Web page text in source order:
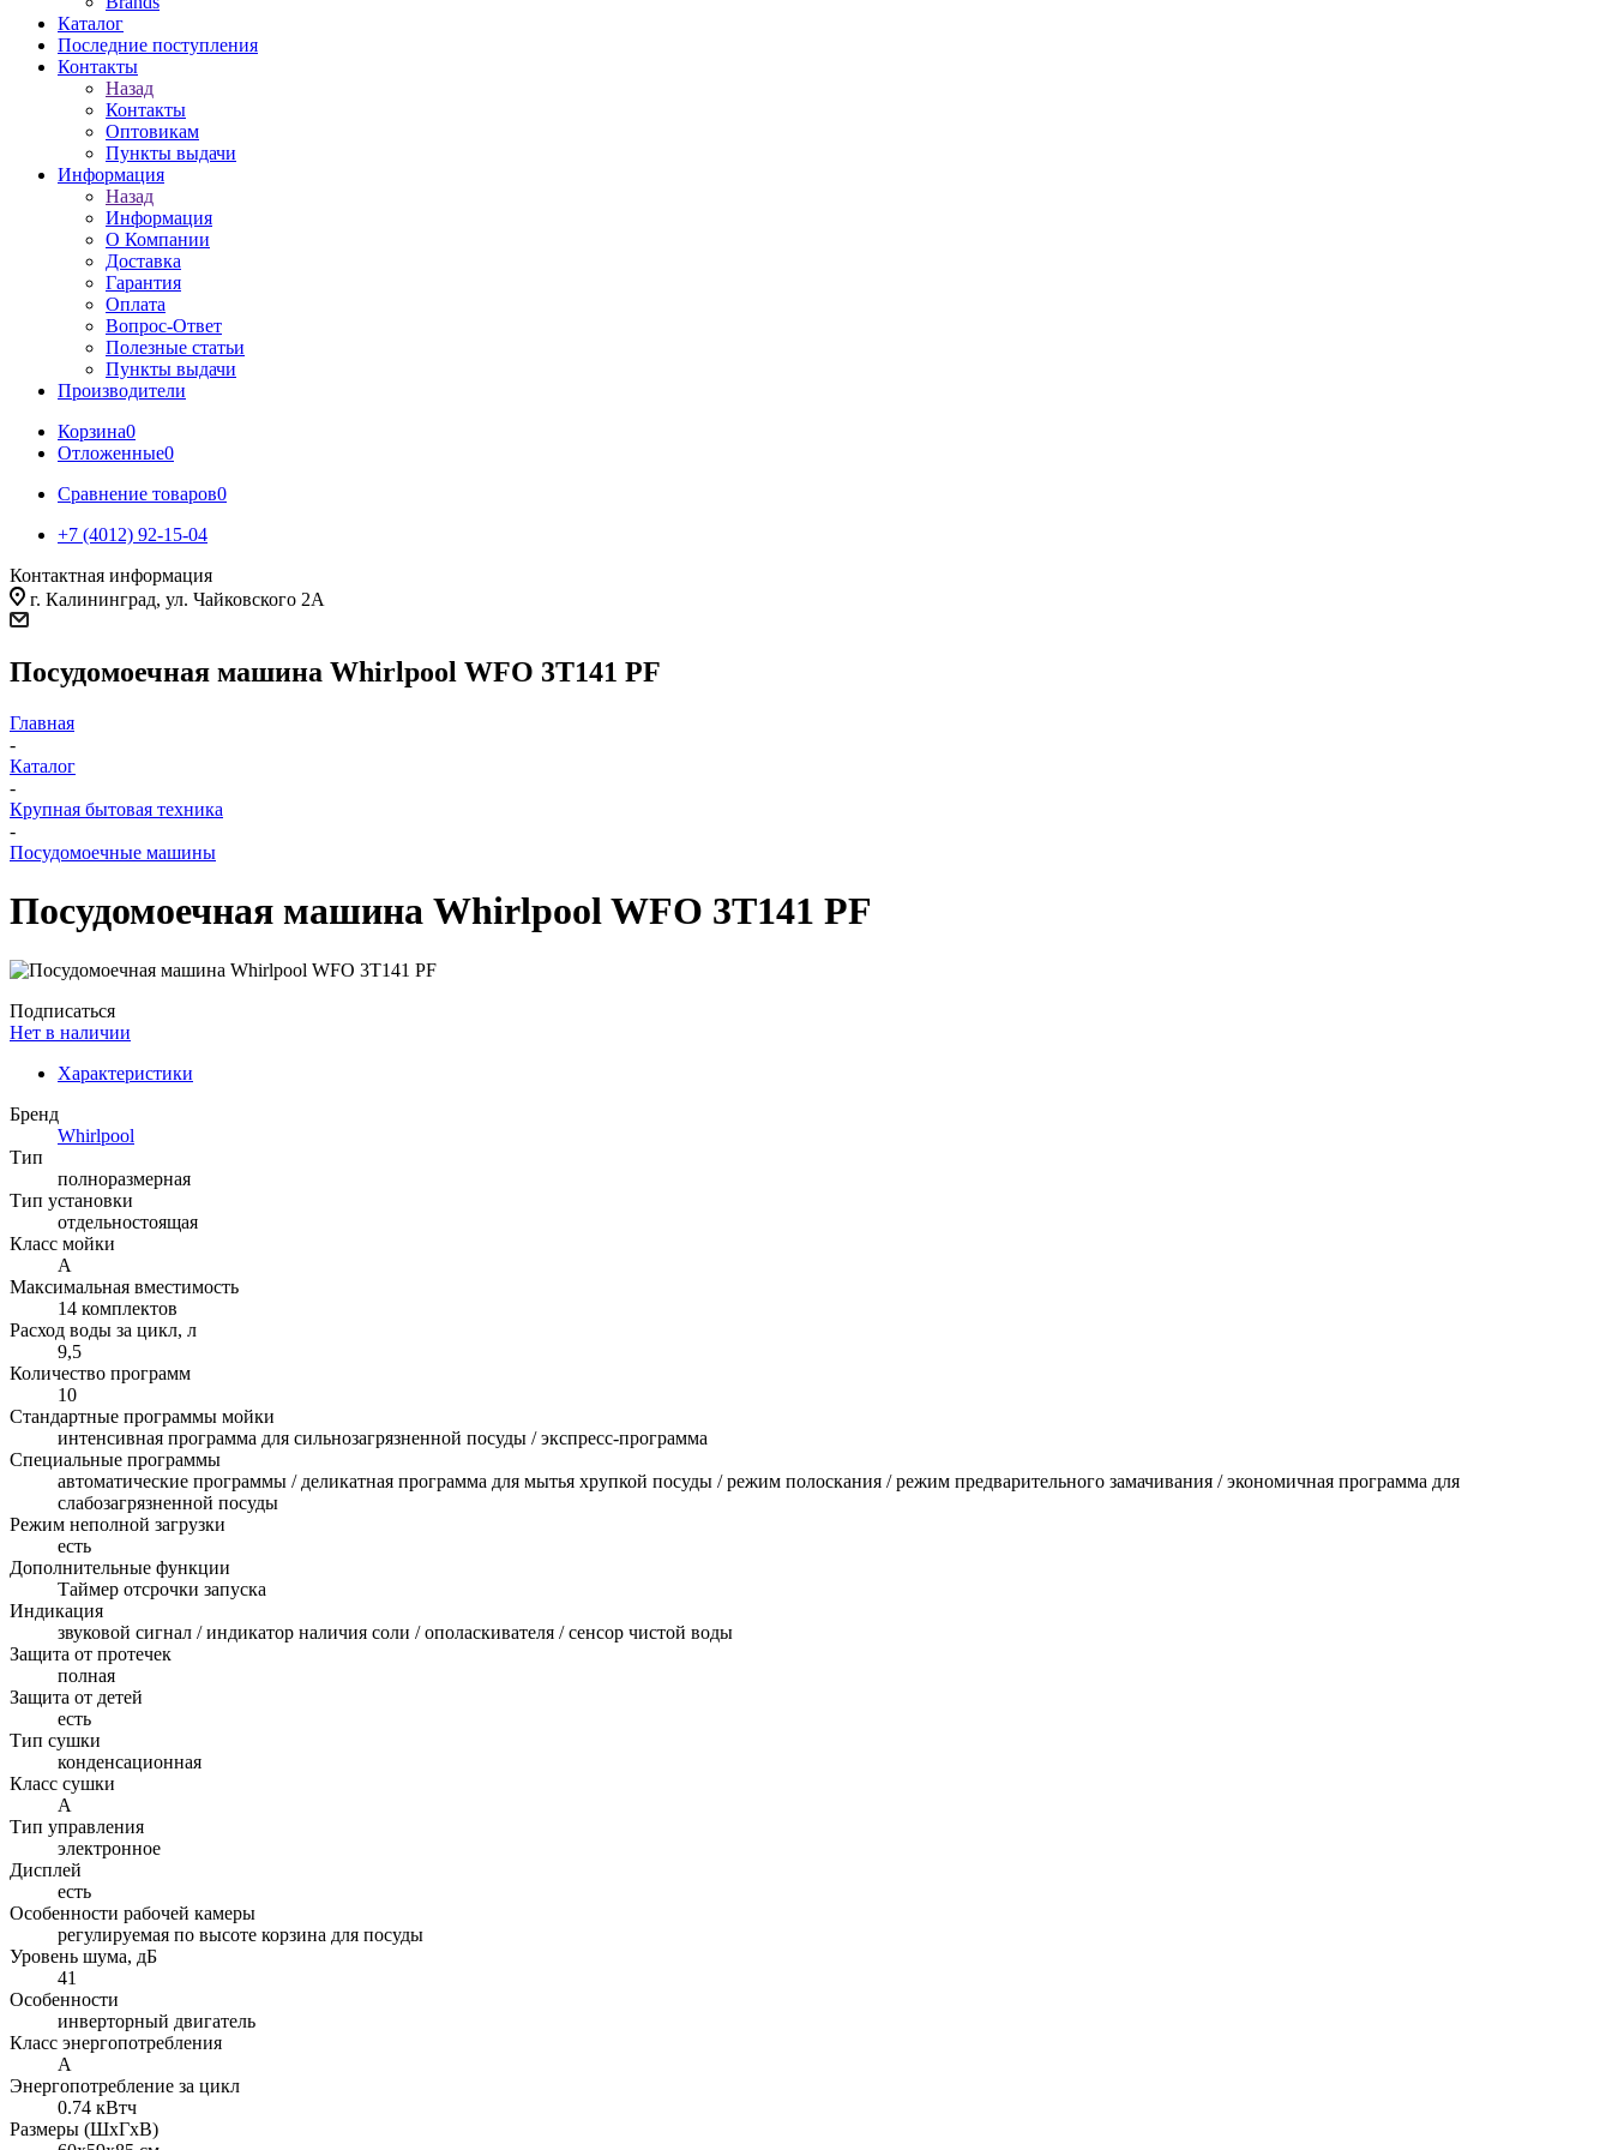
Каталог
Последние поступления
Контакты
Назад
Контакты
Оптовикам
Пункты выдачи
Информация
Назад
Информация
О Компании
Доставка
Гарантия
Оплата
Вопрос-Ответ
Полезные статьи
Пункты выдачи
Производители
Корзина0
Отложенные0
Сравнение товаров0
+7 (4012) 92-15-04
Контактная информация
г. Калининград, ул. Чайковского 2А
Посудомоечная машина Whirlpool WFO 3T141 PF
Главная
-
Каталог
-
Крупная бытовая техника
-
Посудомоечные машины
Посудомоечная машина Whirlpool WFO 3T141 PF
Подписаться
Нет в наличии
Характеристики
Бренд
Whirlpool
Тип
полноразмерная
Тип установки
отдельностоящая
Класс мойки
A
Максимальная вместимость
14 комплектов
Расход воды за цикл, л
9,5
Количество программ
10
Стандартные программы мойки
интенсивная программа для сильнозагрязненной посуды / экспресс-программа
Специальные программы
автоматические программы / деликатная программа для мытья хрупкой посуды / режим полоскания / режим предварительного замачивания / экономичная программа для
слабозагрязненной посуды
Режим неполной загрузки
есть
Дополнительные функции
Таймер отсрочки запуска
Индикация
звуковой сигнал / индикатор наличия соли / ополаскивателя / сенсор чистой воды
Защита от протечек
полная
Защита от детей
есть
Тип сушки
конденсационная
Класс сушки
A
Тип управления
электронное
Дисплей
есть
Особенности рабочей камеры
регулируемая по высоте корзина для посуды
Уровень шума, дБ
41
Особенности
инверторный двигатель
Класс энергопотребления
A
Энергопотребление за цикл
0.74 кВтч
Размеры (ШхГхВ)